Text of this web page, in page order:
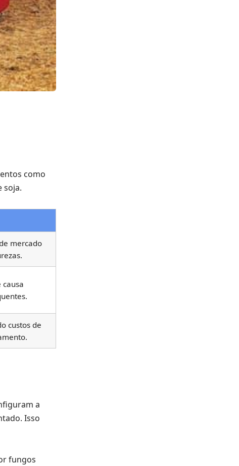
como
soja.
mercado
custos de
a
Isso
fungos